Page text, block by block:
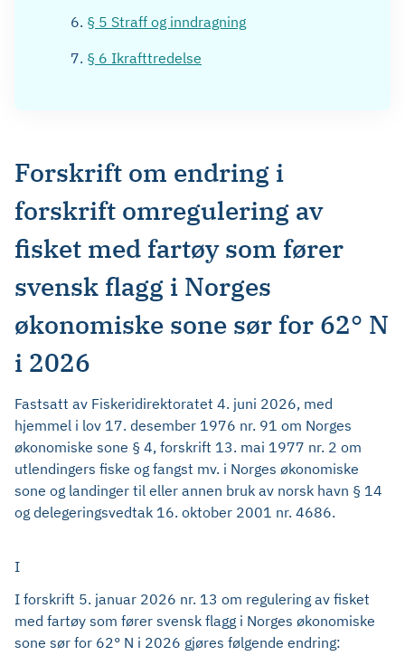
§ 5 Straff og inndragning
§ 6 Ikrafttredelse
Forskrift om endring i
forskrift omregulering av
fisket med fartøy som fører
svensk flagg i Norges
økonomiske sone sør for 62° N
i 2026
Fastsatt av Fiskeridirektoratet 4. juni 2026, med
hjemmel i lov 17. desember 1976 nr. 91 om Norges
økonomiske sone § 4, forskrift 13. mai 1977 nr. 2 om
utlendingers fiske og fangst mv. i Norges økonomiske
sone og landinger til eller annen bruk av norsk havn § 14
og delegeringsvedtak 16. oktober 2001 nr. 4686.
I
I forskrift 5. januar 2026 nr. 13 om regulering av fisket
med fartøy som fører svensk flagg i Norges økonomiske
sone sør for 62° N i 2026 gjøres følgende endring: